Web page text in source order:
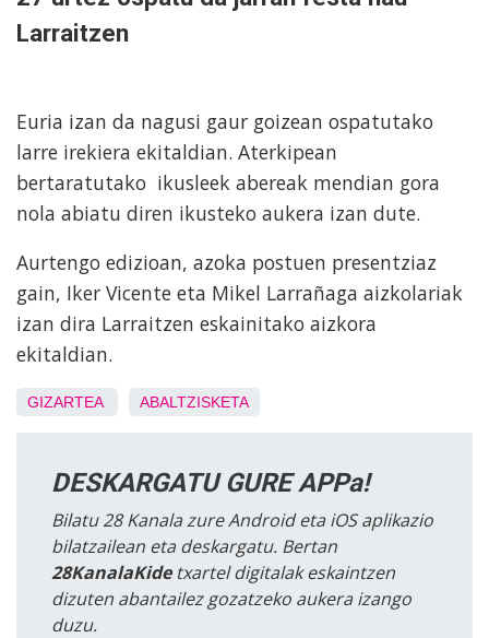
Larraitzen
Euria izan da nagusi gaur goizean ospatutako
larre irekiera ekitaldian. Aterkipean
bertaratutako ikusleek abereak mendian gora
nola abiatu diren ikusteko aukera izan dute.
Aurtengo edizioan, azoka postuen presentziaz
gain, Iker Vicente eta Mikel Larrañaga aizkolariak
izan dira Larraitzen eskainitako aizkora
ekitaldian.
GIZARTEA ABALTZISKETA
DESKARGATU GURE APPa!
Bilatu 28 Kanala zure Android eta iOS aplikazio
bilatzailean eta deskargatu. Bertan
28KanalaKidetxartel digitalak eskaintzen
dizuten abantailez gozatzeko aukera izango
duzu.